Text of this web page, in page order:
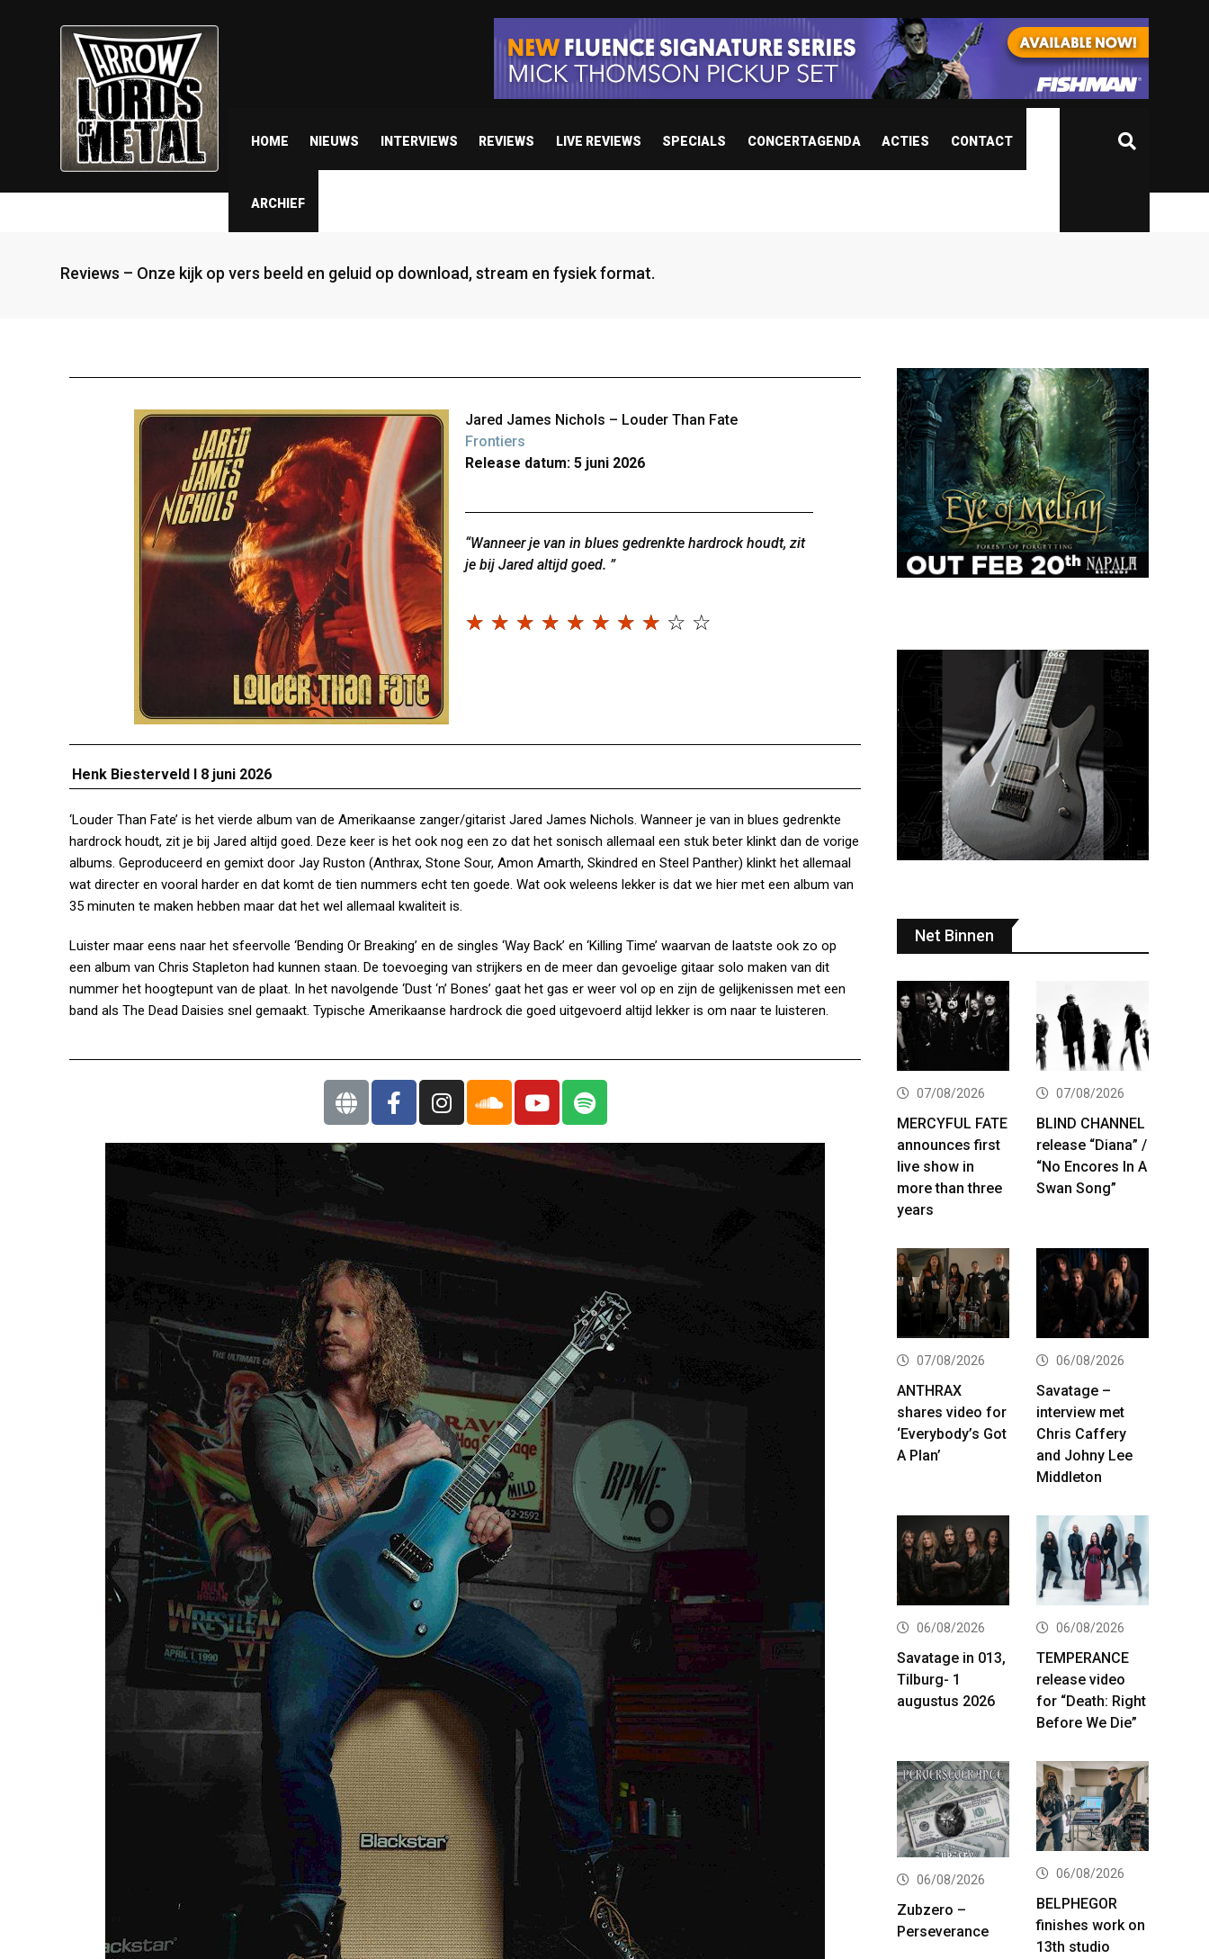
HOME NIEUWS INTERVIEWS REVIEWS LIVE REVIEWS SPECIALS CONCERTAGENDA ACTIES CONTACT
ARCHIEF
Reviews – Onze kijk op vers beeld en geluid op download, stream en fysiek format.
Jared James Nichols – Louder Than Fate
Frontiers
Release datum: 5 juni 2026
“Wanneer je van in blues gedrenkte hardrock houdt, zit
je bij Jared altijd goed. ”
☆ ☆ ☆ ☆ ☆ ☆ ☆ ☆ ☆ ☆
Henk Biesterveld I 8 juni 2026
‘Louder Than Fate’ is het vierde album van de Amerikaanse zanger/gitarist Jared James Nichols. Wanneer je van in blues gedrenkte
hardrock houdt, zit je bij Jared altijd goed. Deze keer is het ook nog een zo dat het sonisch allemaal een stuk beter klinkt dan de vorige
albums. Geproduceerd en gemixt door Jay Ruston (Anthrax, Stone Sour, Amon Amarth, Skindred en Steel Panther) klinkt het allemaal
wat directer en vooral harder en dat komt de tien nummers echt ten goede. Wat ook weleens lekker is dat we hier met een album van
35 minuten te maken hebben maar dat het wel allemaal kwaliteit is.
Luister maar eens naar het sfeervolle ‘Bending Or Breaking’ en de singles ‘Way Back’ en ‘Killing Time’ waarvan de laatste ook zo op
een album van Chris Stapleton had kunnen staan. De toevoeging van strijkers en de meer dan gevoelige gitaar solo maken van dit
nummer het hoogtepunt van de plaat. In het navolgende ‘Dust ‘n’ Bones’ gaat het gas er weer vol op en zijn de gelijkenissen met een
band als The Dead Daisies snel gemaakt. Typische Amerikaanse hardrock die goed uitgevoerd altijd lekker is om naar te luisteren.
Net Binnen
07/08/2026
MERCYFUL FATE
announces first
live show in
more than three
years
07/08/2026
BLIND CHANNEL
release “Diana” /
“No Encores In A
Swan Song”
07/08/2026
ANTHRAX
shares video for
‘Everybody’s Got
A Plan’
06/08/2026
Savatage –
interview met
Chris Caffery
and Johny Lee
Middleton
06/08/2026
Savatage in 013,
Tilburg- 1
augustus 2026
06/08/2026
TEMPERANCE
release video
for “Death: Right
Before We Die”
06/08/2026
Zubzero –
Perseverance
06/08/2026
BELPHEGOR
finishes work on
13th studio